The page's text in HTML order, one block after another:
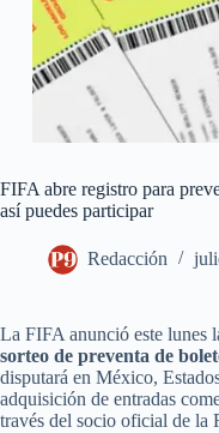
FIFA abre registro para
así puedes participar
Redacción
La FIFA anunció este lunes
sorteo de preventa de
disputará en México,
adquisición de entradas
través del socio oficial de la